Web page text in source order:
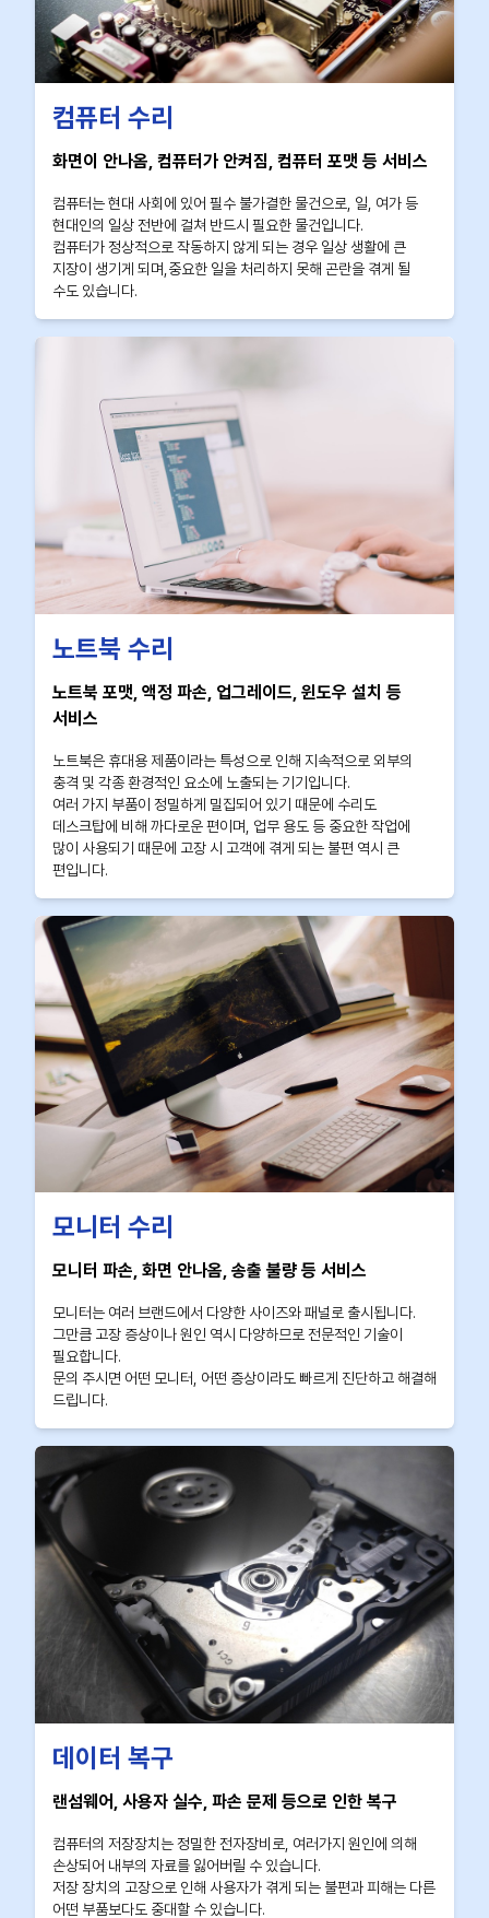
컴퓨터 수리
화면이 안나옴, 컴퓨터가 안켜짐, 컴퓨터 포맷 등 서비스
컴퓨터는 현대 사회에 있어 필수 불가결한 물건으로, 일, 여가 등
현대인의 일상 전반에 걸쳐 반드시 필요한 물건입니다.
컴퓨터가 정상적으로 작동하지 않게 되는 경우 일상 생활에 큰
지장이 생기게 되며,중요한 일을 처리하지 못해 곤란을 겪게 될
수도 있습니다.
노트북 수리
노트북 포맷, 액정 파손, 업그레이드, 윈도우 설치 등
서비스
노트북은 휴대용 제품이라는 특성으로 인해 지속적으로 외부의
충격 및 각종 환경적인 요소에 노출되는 기기입니다.
여러 가지 부품이 정밀하게 밀집되어 있기 때문에 수리도
데스크탑에 비해 까다로운 편이며, 업무 용도 등 중요한 작업에
많이 사용되기 때문에 고장 시 고객에 겪게 되는 불편 역시 큰
편입니다.
모니터 수리
모니터 파손, 화면 안나옴, 송출 불량 등 서비스
모니터는 여러 브랜드에서 다양한 사이즈와 패널로 출시됩니다.
그만큼 고장 증상이나 원인 역시 다양하므로 전문적인 기술이
필요합니다.
문의 주시면 어떤 모니터, 어떤 증상이라도 빠르게 진단하고 해결해
드립니다.
데이터 복구
랜섬웨어, 사용자 실수, 파손 문제 등으로 인한 복구
컴퓨터의 저장장치는 정밀한 전자장비로, 여러가지 원인에 의해
손상되어 내부의 자료를 잃어버릴 수 있습니다.
저장 장치의 고장으로 인해 사용자가 겪게 되는 불편과 피해는 다른
어떤 부품보다도 중대할 수 있습니다.